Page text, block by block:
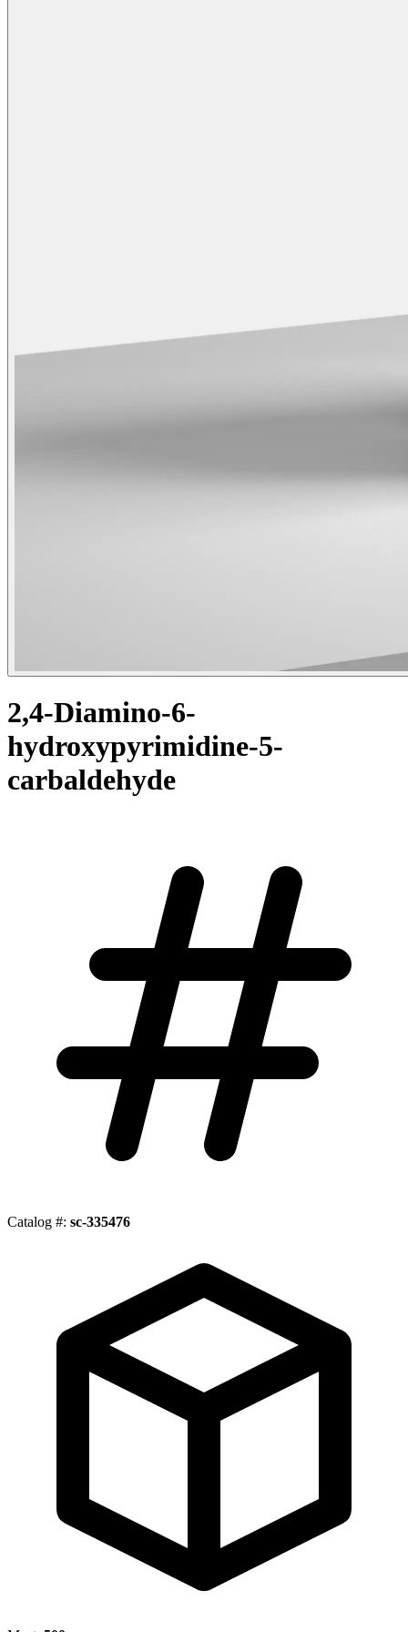
2,4-Diamino-6-
hydroxypyrimidine-5-
carbaldehyde
Catalog #: sc-335476